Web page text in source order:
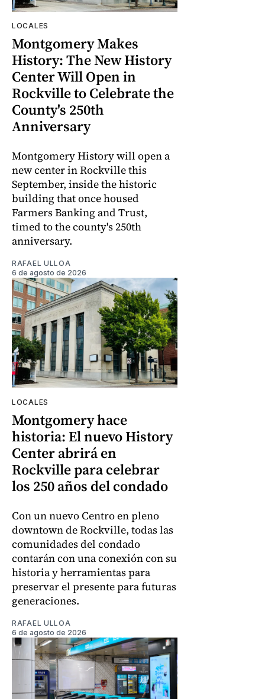
LOCALES
Montgomery Makes
History: The New History
Center Will Open in
Rockville to Celebrate the
County's 250th
Anniversary
Montgomery History will open a
new center in Rockville this
September, inside the historic
building that once housed
Farmers Banking and Trust,
timed to the county's 250th
anniversary.
RAFAEL ULLOA
6 de agosto de 2026
LOCALES
Montgomery hace
historia: El nuevo History
Center abrirá en
Rockville para celebrar
los 250 años del condado
Con un nuevo Centro en pleno
downtown de Rockville, todas las
comunidades del condado
contarán con una conexión con su
historia y herramientas para
preservar el presente para futuras
generaciones.
RAFAEL ULLOA
6 de agosto de 2026